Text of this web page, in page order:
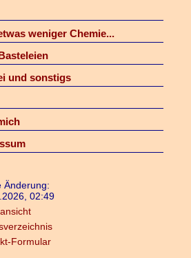
weniger Chemie...
und sonstigs
Änderung:
02:49
Formular